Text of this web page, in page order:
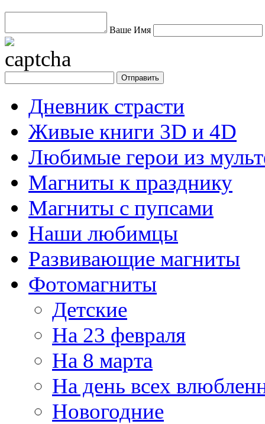
Ваше Имя
Дневник страсти
Живые книги 3D и 4D
Любимые герои из
Магниты к празднику
Магниты с пупсами
Наши любимцы
Развивающие магниты
Фотомагниты
Детские
На 23 февраля
На 8 марта
На день всех
Новогодние